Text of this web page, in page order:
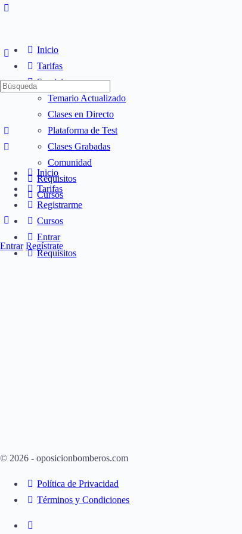
Inicio
Tarifas
Servicios
Temario Actualizado
Clases en Directo
Plataforma de Test
Clases Grabadas
Comunidad
Requisitos
Cursos
Entrar Regístrate
Búsqueda
Inicio
Tarifas
Registrarme
Cursos
Entrar
Requisitos
© 2026 - oposicionbomberos.com
Política de Privacidad
Términos y Condiciones